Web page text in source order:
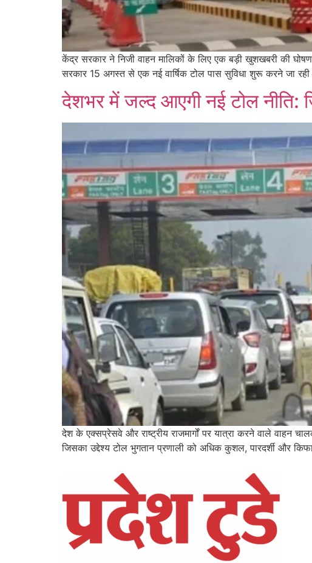
केंद्र सरकार ने निजी वाहन मालिकों के लिए एक बड़ी खुशखबरी की
सरकार 15 अगस्त से एक नई वार्षिक टोल पास सुविधा शुरू करने जा
देशभर में जल्द आएगी नई टोल नीति:
देश के एक्सप्रेसवे और राष्ट्रीय राजमार्गों पर यात्रा करने वाले वाहन
जिसका उद्देश्य टोल भुगतान प्रणाली को अधिक कुशल, पारदर्शी और